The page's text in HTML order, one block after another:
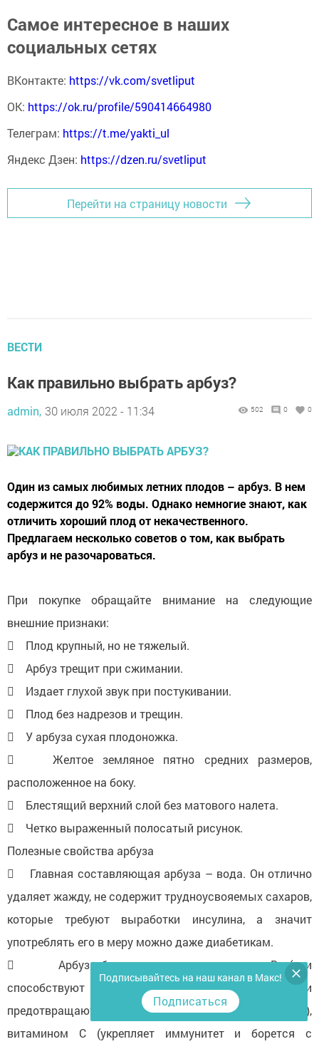
Самое интересное в наших
социальных сетях
ВКонтакте: https://vk.com/svetliput
ОК: https://ok.ru/profile/590414664980
Телеграм: https://t.me/yakti_ul
Яндекс Дзен: https://dzen.ru/svetliput
Перейти на страницу новости
ВЕСТИ
Как правильно выбрать арбуз?
admin, 30 июля 2022 - 11:34 502 0 0
Один из самых любимых летних плодов – арбуз. В нем
содержится до 92% воды. Однако немногие знают, как
отличить хороший плод от некачественного.
Предлагаем несколько советов о том, как выбрать
арбуз и не разочароваться.
При покупке обращайте внимание на следующие
внешние признаки:
 Плод крупный, но не тяжелый.
 Арбуз трещит при сжимании.
 Издает глухой звук при постукивании.
 Плод без надрезов и трещин.
 У арбуза сухая плодоножка.
 Желтое земляное пятно средних размеров,
расположенное на боку.
 Блестящий верхний слой без матового налета.
 Четко выраженный полосатый рисунок.
Полезные свойства арбуза
 Главная составляющая арбуза – вода. Он отлично
удаляет жажду, не содержит трудноусвояемых сахаров,
которые требуют выработки инсулина, а значит
употреблять его в меру можно даже диабетикам.
 Арбуз богат витаминами группы В (они
способствуют нормальной работе нервной системы и
предотвращают появление перхоти и прыщей),
витамином С (укрепляет иммунитет и борется с
Подписывайтесь на наш канал в Макс!
Подписаться